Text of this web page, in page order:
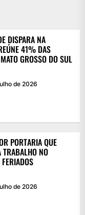
DISPARA NA
41% DAS
GROSSO DO SUL
de 2026
PORTARIA QUE
TRABALHO NO
de 2026